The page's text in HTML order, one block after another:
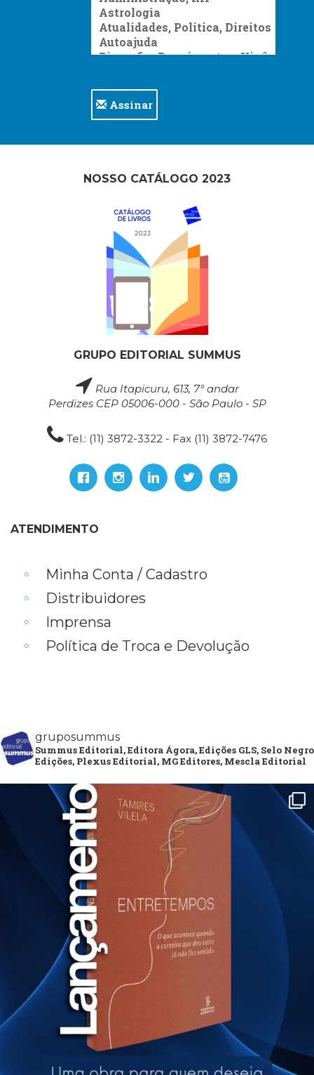
Assinar
NOSSO CATÁLOGO 2023
GRUPO EDITORIAL SUMMUS
Rua Itapicuru, 613, 7° andar
Perdizes CEP 05006-000 - São Paulo - SP
Tel.: (11) 3872-3322 - Fax (11) 3872-7476
ATENDIMENTO
Minha Conta / Cadastro
Distribuidores
Imprensa
Política de Troca e Devolução
gruposummus
Summus Editorial, Editora Ágora, Edições GLS, Selo Negro
Edições, Plexus Editorial, MG Editores, Mescla Editorial